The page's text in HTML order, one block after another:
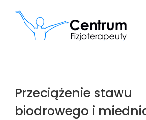
zawartości
Przeciążenie stawu
biodrowego i